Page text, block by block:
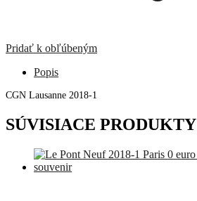
Pridať k obľúbeným
Popis
CGN Lausanne 2018-1
SÚVISIACE PRODUKTY